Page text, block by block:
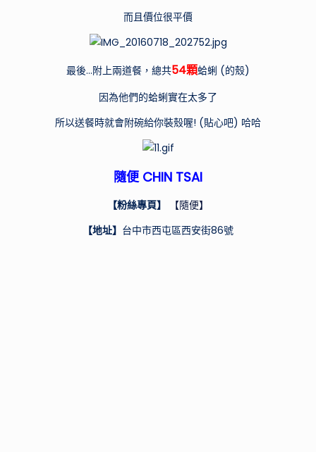
而且價位很平價
最後…附上兩道餐，總共54顆蛤蜊 (的殼)
因為他們的蛤蜊實在太多了
所以送餐時就會附碗給你裝殼喔! (貼心吧) 哈哈
隨便 CHIN TSAI
【粉絲專頁】
【隨便】
【地址】 台中市西屯區西安街86號